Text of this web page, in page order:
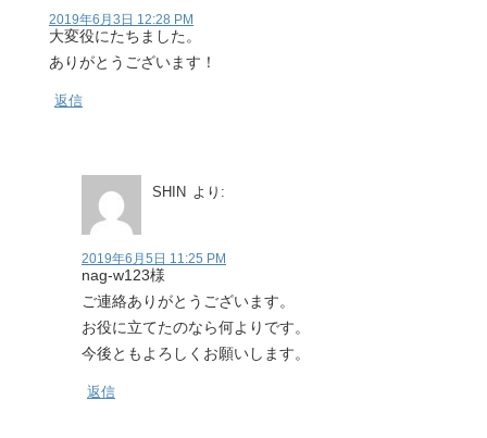
2019年6月3日 12:28 PM
大変役にたちました。
ありがとうございます！
返信
SHIN より:
2019年6月5日 11:25 PM
nag-w123様
ご連絡ありがとうございます。
お役に立てたのなら何よりです。
今後ともよろしくお願いします。
返信